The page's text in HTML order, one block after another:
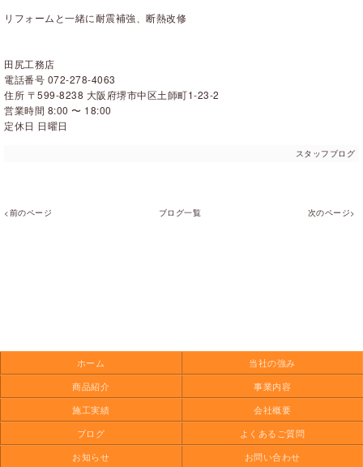
リフォームと一緒に耐震補強、断熱改修
田尻工務店
電話番号 072-278-4063
住所 〒599-8238 大阪府堺市中区土師町1-23-2
営業時間 8:00 〜 18:00
定休日 日曜日
スタッフブログ
<前のページ ブログ一覧 次のページ>
ホーム
当社の強み
商品紹介
事業内容
施工実績
会社概要
ブログ
よくあるご質問
お知らせ
お問い合わせ